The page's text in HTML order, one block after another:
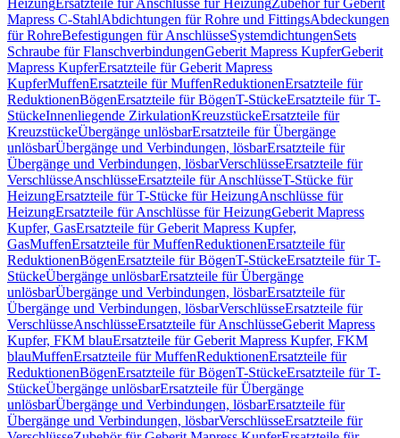
HeizungErsatzteile für Anschlüsse für HeizungZubehör für Geberit
Mapress C-StahlAbdichtungen für Rohre und FittingsAbdeckungen
für RohreBefestigungen für AnschlüsseSystemdichtungenSets
Schraube für FlanschverbindungenGeberit Mapress KupferGeberit
Mapress KupferErsatzteile für Geberit Mapress
KupferMuffenErsatzteile für MuffenReduktionenErsatzteile für
ReduktionenBögenErsatzteile für BögenT-StückeErsatzteile für T-
StückeInnenliegende ZirkulationKreuzstückeErsatzteile für
KreuzstückeÜbergänge unlösbarErsatzteile für Übergänge
unlösbarÜbergänge und Verbindungen, lösbarErsatzteile für
Übergänge und Verbindungen, lösbarVerschlüsseErsatzteile für
VerschlüsseAnschlüsseErsatzteile für AnschlüsseT-Stücke für
HeizungErsatzteile für T-Stücke für HeizungAnschlüsse für
HeizungErsatzteile für Anschlüsse für HeizungGeberit Mapress
Kupfer, GasErsatzteile für Geberit Mapress Kupfer,
GasMuffenErsatzteile für MuffenReduktionenErsatzteile für
ReduktionenBögenErsatzteile für BögenT-StückeErsatzteile für T-
StückeÜbergänge unlösbarErsatzteile für Übergänge
unlösbarÜbergänge und Verbindungen, lösbarErsatzteile für
Übergänge und Verbindungen, lösbarVerschlüsseErsatzteile für
VerschlüsseAnschlüsseErsatzteile für AnschlüsseGeberit Mapress
Kupfer, FKM blauErsatzteile für Geberit Mapress Kupfer, FKM
blauMuffenErsatzteile für MuffenReduktionenErsatzteile für
ReduktionenBögenErsatzteile für BögenT-StückeErsatzteile für T-
StückeÜbergänge unlösbarErsatzteile für Übergänge
unlösbarÜbergänge und Verbindungen, lösbarErsatzteile für
Übergänge und Verbindungen, lösbarVerschlüsseErsatzteile für